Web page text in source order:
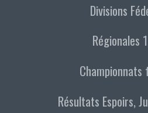
Divisions
Régionales
Championnats
Résultats Espoirs,